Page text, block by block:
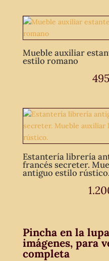
Mueble auxiliar
estilo romano
Estantería librería
francés secreter.
antiguo estilo rústico.
Pincha en la
imágenes, para
completa